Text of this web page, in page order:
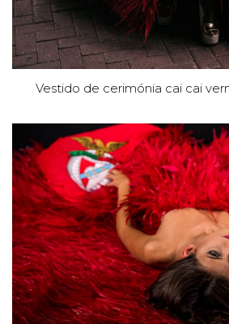
Vestido de cerimónia cai cai